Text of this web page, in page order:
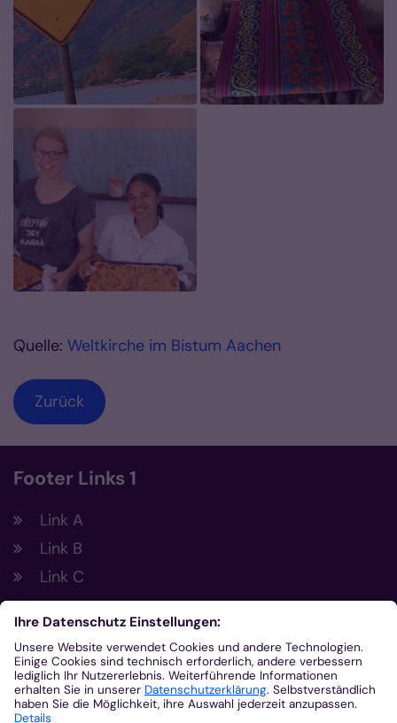
Quelle: Weltkirche im Bistum Aachen
Zurück
Footer Links 1
Link A
Link B
Link C
Footer Links 2
Link A
Link B